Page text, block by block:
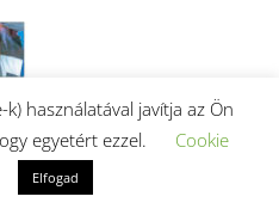
használatával javítja az Ön
egyetért ezzel.
Cookie
Elfogad